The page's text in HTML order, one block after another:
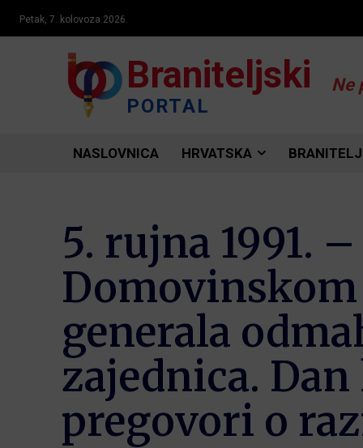
Petak, 7. kolovoza 2026.
Braniteljski
PORTAL
Ne
NASLOVNICA HRVATSKA
5. rujna 1991.
generala
zajednica.
pregovori o